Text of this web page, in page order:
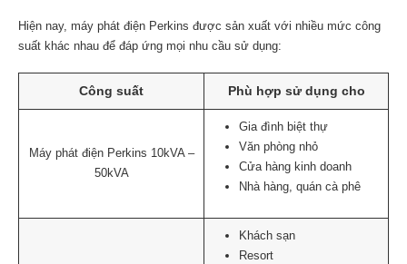
Hiện nay, máy phát điện Perkins được sản xuất với nhiều mức công
suất khác nhau để đáp ứng mọi nhu cầu sử dụng:
Công suất Phù hợp sử dụng cho
Máy phát điện Perkins 10kVA –
50kVA
Gia đình biệt thự
Văn phòng nhỏ
Cửa hàng kinh doanh
Nhà hàng, quán cà phê
Khách sạn
Resort